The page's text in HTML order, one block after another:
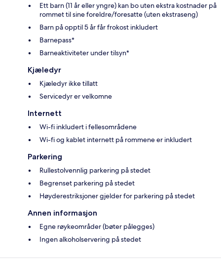
Ett barn (11 år eller yngre) kan bo uten ekstra kostnader på
rommet til sine foreldre/foresatte (uten ekstraseng)
Barn på opptil 5 år får frokost inkludert
Barnepass*
Barneaktiviteter under tilsyn*
Kjæledyr
Kjæledyr ikke tillatt
Servicedyr er velkomne
Internett
Wi-fi inkludert i fellesområdene
Wi-fi og kablet internett på rommene er inkludert
Parkering
Rullestolvennlig parkering på stedet
Begrenset parkering på stedet
Høyderestriksjoner gjelder for parkering på stedet
Annen informasjon
Egne røykeområder (bøter pålegges)
Ingen alkoholservering på stedet